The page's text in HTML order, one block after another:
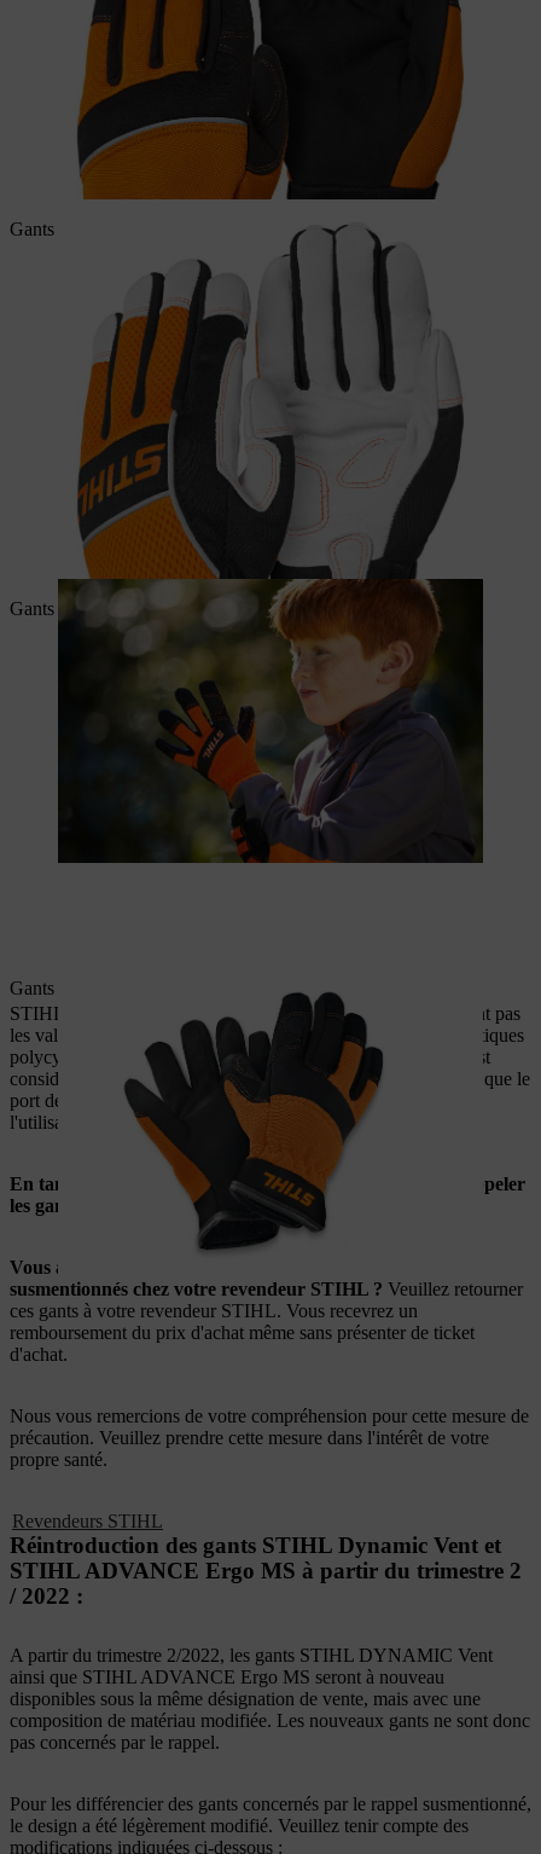
Gants de sécurité STIHL ADVANCE Ergo MS
Gants de travail CARVER Kids
Gants de travail Kids / STIHL DYNAMIC Vent Kids
STIHL a été informé que les gants susmentionnés ne respectent pas
les valeurs limites légales concernant les hydrocarbures aromatiques
polycycliques (HAP). Une concentration excessive de HAP est
considérée comme nocive pour la santé et il ne peut être exclu que le
port de gants pouvant être contaminés présente un risque pour
l'utilisateur.
En tant que fabricant responsable, STIHL a décidé de rappeler
les gants en question
Vous avez acheté une ou plusieurs paires des gants
susmentionnés chez votre revendeur STIHL ? Veuillez retourner
ces gants à votre revendeur STIHL. Vous recevrez un
remboursement du prix d'achat même sans présenter de ticket
d'achat.
Nous vous remercions de votre compréhension pour cette mesure de
précaution. Veuillez prendre cette mesure dans l'intérêt de votre
propre santé.
Revendeurs STIHL
Réintroduction des gants STIHL Dynamic Vent et
STIHL ADVANCE Ergo MS à partir du trimestre 2
/ 2022 :
A partir du trimestre 2/2022, les gants STIHL DYNAMIC Vent
ainsi que STIHL ADVANCE Ergo MS seront à nouveau
disponibles sous la même désignation de vente, mais avec une
composition de matériau modifiée. Les nouveaux gants ne sont donc
pas concernés par le rappel.
Pour les différencier des gants concernés par le rappel susmentionné,
le design a été légèrement modifié. Veuillez tenir compte des
modifications indiquées ci-dessous :